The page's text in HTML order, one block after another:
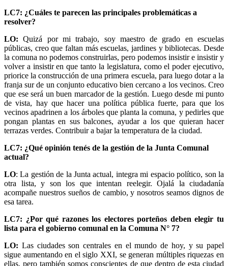
LC7: ¿Cuáles te parecen las principales problemáticas a
resolver?
LO: Quizá por mi trabajo, soy maestro de grado en escuelas
públicas, creo que faltan más escuelas, jardines y bibliotecas. Desde
la comuna no podemos construirlas, pero podemos insistir e insistir y
volver a insistir en que tanto la legislatura, como el poder ejecutivo,
priorice la construcción de una primera escuela, para luego dotar a la
franja sur de un conjunto educativo bien cercano a los vecinos. Creo
que ese será un buen marcador de la gestión. Luego desde mi punto
de vista, hay que hacer una política pública fuerte, para que los
vecinos apadrinen a los árboles que planta la comuna, y pedirles que
pongan plantas en sus balcones, ayudar a los que quieran hacer
terrazas verdes. Contribuir a bajar la temperatura de la ciudad.
LC7: ¿Qué opinión tenés de la gestión de la Junta Comunal
actual?
LO: La gestión de la Junta actual, integra mi espacio político, son la
otra lista, y son los que intentan reelegir. Ojalá la ciudadanía
acompañe nuestros sueños de cambio, y nosotros seamos dignos de
esa tarea.
LC7: ¿Por qué razones los electores porteños deben elegir tu
lista para el gobierno comunal en la Comuna N° 7?
LO: Las ciudades son centrales en el mundo de hoy, y su papel
sigue aumentando en el siglo XXI, se generan múltiples riquezas en
ellas, pero también somos conscientes de que dentro de esta ciudad